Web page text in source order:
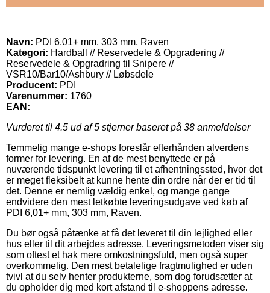
Navn: PDI 6,01+ mm, 303 mm, Raven
Kategori: Hardball // Reservedele & Opgradering //
Reservedele & Opgradring til Snipere //
VSR10/Bar10/Ashbury // Løbsdele
Producent: PDI
Varenummer: 1760
EAN:
Vurderet til 4.5 ud af 5 stjerner baseret på 38 anmeldelser
Temmelig mange e-shops foreslår efterhånden alverdens
former for levering. En af de mest benyttede er på
nuværende tidspunkt levering til et afhentningssted, hvor det
er meget fleksibelt at kunne hente din ordre når der er tid til
det. Denne er nemlig vældig enkel, og mange gange
endvidere den mest letkøbte leveringsudgave ved køb af
PDI 6,01+ mm, 303 mm, Raven.
Du bør også påtænke at få det leveret til din lejlighed eller
hus eller til dit arbejdes adresse. Leveringsmetoden viser sig
som oftest et hak mere omkostningsfuld, men også super
overkommelig. Den mest betalelige fragtmulighed er uden
tvivl at du selv henter produkterne, som dog forudsætter at
du opholder dig med kort afstand til e-shoppens adresse.